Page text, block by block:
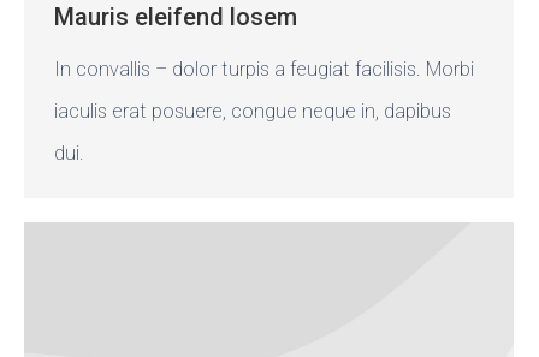
Mauris eleifend losem
In convallis – dolor turpis a feugiat facilisis. Morbi
iaculis erat posuere, congue neque in, dapibus
dui.